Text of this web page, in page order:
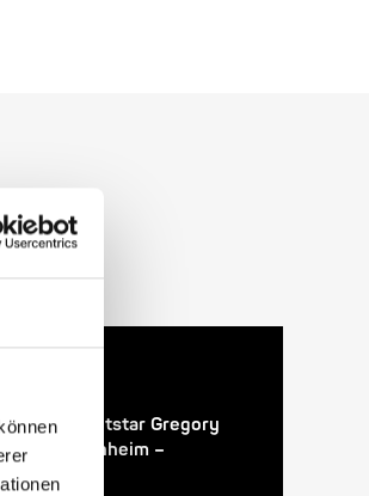
– Weltstar Gregory
Mannheim –